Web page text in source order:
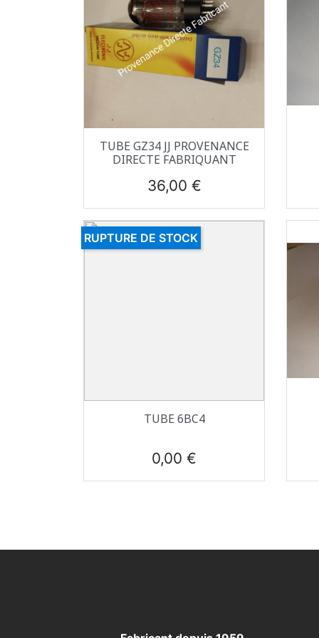
Aperçu rapide
TUBE GZ34 JJ PROVENANCE
DIRECTE FABRIQUANT
Prix
36,00 €
Aperçu rapide
TUBE 6BC4
Prix
0,00 €
RUPTURE DE STOCK